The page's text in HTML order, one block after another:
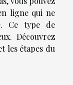
ligne qui ne
Ce type de
Découvrez
les étapes du